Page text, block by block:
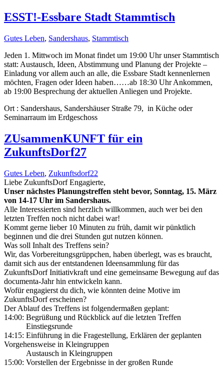
ESST!-Essbare Stadt Stammtisch
Gutes Leben, Sandershaus, Stammtisch
Jeden 1. Mittwoch im Monat findet um 19:00 Uhr unser Stammtisch
statt: Austausch, Ideen, Abstimmung und Planung der Projekte –
Einladung vor allem auch an alle, die Essbare Stadt kennenlernen
möchten, Fragen oder Ideen haben……ab 18:30 Uhr Ankommen,
ab 19:00 Besprechung der aktuellen Anliegen und Projekte.
Ort : Sandershaus, Sandershäuser Straße 79, in Küche oder
Seminarraum im Erdgeschoss
ZUsammenKUNFT für ein
ZukunftsDorf27
Gutes Leben, Zukunftsdorf22
Liebe ZukunftsDorf Engagierte,
Unser nächstes Planungstreffen steht bevor, Sonntag, 15. März
von 14-17 Uhr im Sandershaus.
Alle Interessierten sind herzlich willkommen, auch wer bei den
letzten Treffen noch nicht dabei war!
Kommt gerne lieber 10 Minuten zu früh, damit wir pünktlich
beginnen und die drei Stunden gut nutzen können.
Was soll Inhalt des Treffens sein?
Wir, das Vorbereitungsgrüppchen, haben überlegt, was es braucht,
damit sich aus der entstandenen Ideensammlung für das
ZukunftsDorf Initiativkraft und eine gemeinsame Bewegung auf das
documenta-Jahr hin entwickeln kann.
Wofür engagierst du dich, wie könnten deine Motive im
ZukunftsDorf erscheinen?
Der Ablauf des Treffens ist folgendermaßen geplant:
14:00: Begrüßung und Rückblick auf die letzten Treffen
Einstiegsrunde
14:15: Einführung in die Fragestellung, Erklären der geplanten
Vorgehensweise in Kleingruppen
Austausch in Kleingruppen
15:00: Vorstellen der Ergebnisse in der großen Runde